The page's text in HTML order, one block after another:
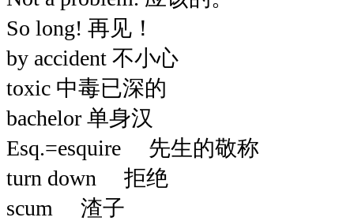
So long! 再见！
by accident 不小心
toxic 中毒已深的
bachelor 单身汉
Esq.=esquire 先生的敬称
turn down 拒绝
scum 渣子